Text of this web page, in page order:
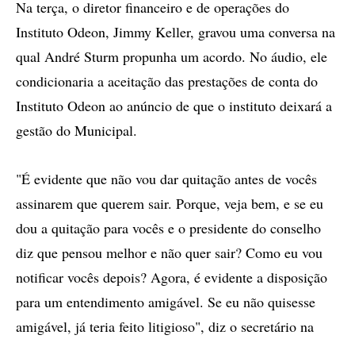
Na terça, o diretor financeiro e de operações do
Instituto Odeon, Jimmy Keller, gravou uma conversa na
qual André Sturm propunha um acordo. No áudio, ele
condicionaria a aceitação das prestações de conta do
Instituto Odeon ao anúncio de que o instituto deixará a
gestão do Municipal.
"É evidente que não vou dar quitação antes de vocês
assinarem que querem sair. Porque, veja bem, e se eu
dou a quitação para vocês e o presidente do conselho
diz que pensou melhor e não quer sair? Como eu vou
notificar vocês depois? Agora, é evidente a disposição
para um entendimento amigável. Se eu não quisesse
amigável, já teria feito litigioso", diz o secretário na